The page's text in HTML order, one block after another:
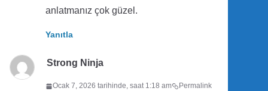
anlatmanız çok güzel.
Yanıtla
Strong Ninja
Ocak 7, 2026 tarihinde, saat 1:18 am Permalink